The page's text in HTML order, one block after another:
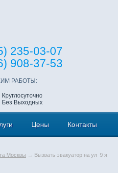
235-03-07
908-37-53
РАБОТЫ:
Круглосуточно
Без Выходных
Цены Контакты
Москвы → Вызвать эвакуатор на ул 9 я